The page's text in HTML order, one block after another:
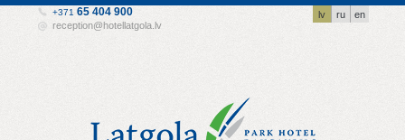
lv ru en
+371 65 404 900
reception@hotellatgola.lv